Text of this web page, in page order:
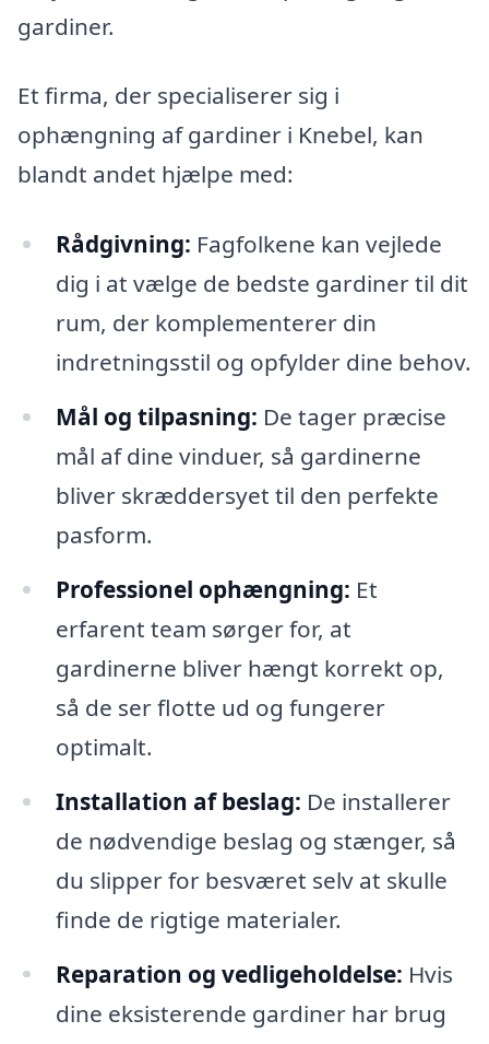
gardiner.
Et firma, der specialiserer sig i
ophængning af gardiner i Knebel, kan
blandt andet hjælpe med:
Rådgivning: Fagfolkene kan vejlede
dig i at vælge de bedste gardiner til dit
rum, der komplementerer din
indretningsstil og opfylder dine behov.
Mål og tilpasning: De tager præcise
mål af dine vinduer, så gardinerne
bliver skræddersyet til den perfekte
pasform.
Professionel ophængning: Et
erfarent team sørger for, at
gardinerne bliver hængt korrekt op,
så de ser flotte ud og fungerer
optimalt.
Installation af beslag: De installerer
de nødvendige beslag og stænger, så
du slipper for besværet selv at skulle
finde de rigtige materialer.
Reparation og vedligeholdelse: Hvis
dine eksisterende gardiner har brug